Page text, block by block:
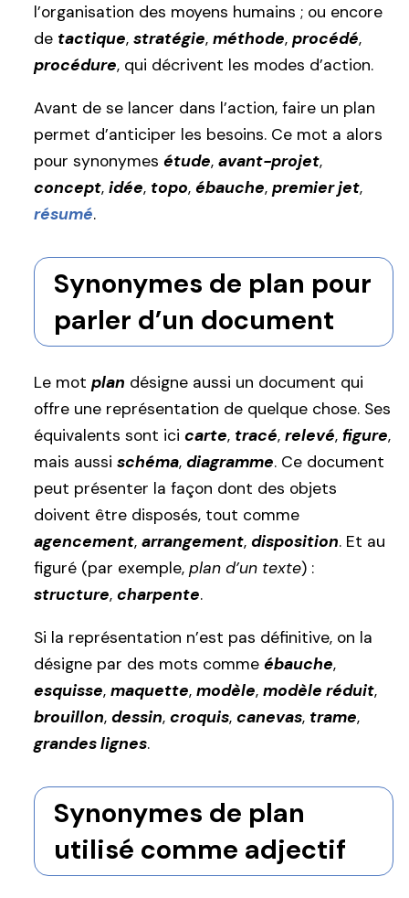
l’organisation des moyens humains ; ou encore
de tactique, stratégie, méthode, procédé,
procédure, qui décrivent les modes d’action.
Avant de se lancer dans l’action, faire un plan
permet d’anticiper les besoins. Ce mot a alors
pour synonymes étude, avant-projet,
concept, idée, topo, ébauche, premier jet,
résumé.
Synonymes de plan pour
parler d’un document
Le mot plan désigne aussi un document qui
offre une représentation de quelque chose. Ses
équivalents sont ici carte, tracé, relevé, figure,
mais aussi schéma, diagramme. Ce document
peut présenter la façon dont des objets
doivent être disposés, tout comme
agencement, arrangement, disposition. Et au
figuré (par exemple, plan d’un texte) :
structure, charpente.
Si la représentation n’est pas définitive, on la
désigne par des mots comme ébauche,
esquisse, maquette, modèle, modèle réduit,
brouillon, dessin, croquis, canevas, trame,
grandes lignes.
Synonymes de plan
utilisé comme adjectif